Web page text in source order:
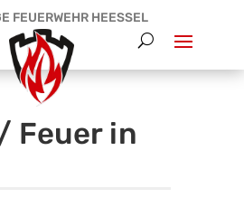
FEUERWEHR HEESSEL
Feuer in